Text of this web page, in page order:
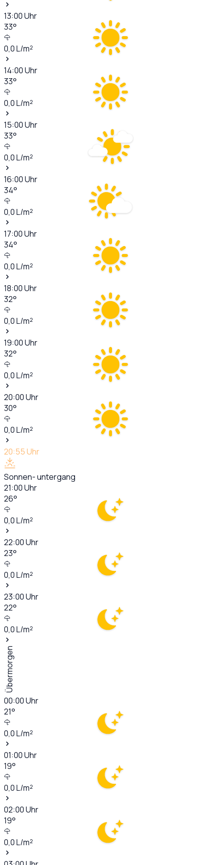
13:00Uhr
33°
0,0L/m²
14:00Uhr
33°
0,0L/m²
15:00Uhr
33°
0,0L/m²
16:00Uhr
34°
0,0L/m²
17:00Uhr
34°
0,0L/m²
18:00Uhr
32°
0,0L/m²
19:00Uhr
32°
0,0L/m²
20:00Uhr
30°
0,0L/m²
20:55Uhr
Sonnen- untergang
21:00Uhr
26°
0,0L/m²
22:00Uhr
23°
0,0L/m²
23:00Uhr
22°
0,0L/m²
Übermorgen
00:00Uhr
21°
0,0L/m²
01:00Uhr
19°
0,0L/m²
02:00Uhr
19°
0,0L/m²